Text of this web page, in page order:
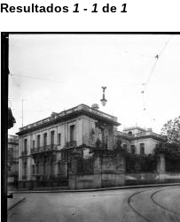
Resultados 1 - 1 de 1